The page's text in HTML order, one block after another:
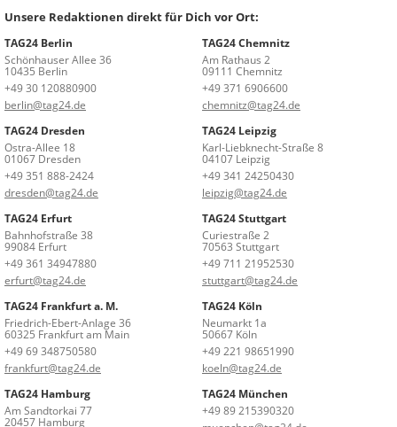
Unsere Redaktionen direkt für Dich vor Ort:
TAG24 Berlin
Schönhauser Allee 36
10435 Berlin
+49 30 120880900
berlin@tag24.de
TAG24 Chemnitz
Am Rathaus 2
09111 Chemnitz
+49 371 6906600
chemnitz@tag24.de
TAG24 Dresden
Ostra-Allee 18
01067 Dresden
+49 351 888-2424
dresden@tag24.de
TAG24 Leipzig
Karl-Liebknecht-Straße 8
04107 Leipzig
+49 341 24250430
leipzig@tag24.de
TAG24 Erfurt
Bahnhofstraße 38
99084 Erfurt
+49 361 34947880
erfurt@tag24.de
TAG24 Stuttgart
Curiestraße 2
70563 Stuttgart
+49 711 21952530
stuttgart@tag24.de
TAG24 Frankfurt a. M.
Friedrich-Ebert-Anlage 36
60325 Frankfurt am Main
+49 69 348750580
frankfurt@tag24.de
TAG24 Köln
Neumarkt 1a
50667 Köln
+49 221 98651990
koeln@tag24.de
TAG24 Hamburg
Am Sandtorkai 77
20457 Hamburg
TAG24 München
+49 89 215390320